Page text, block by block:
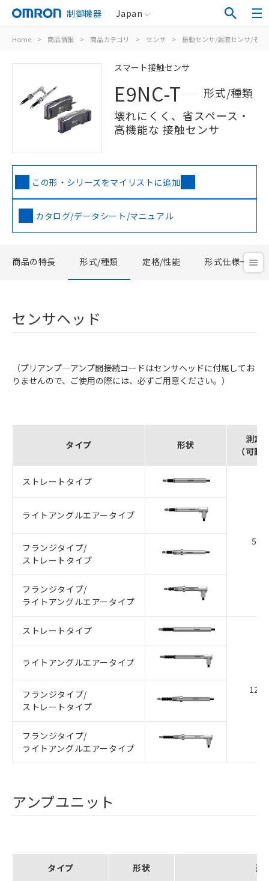
制御機器 Japan
Home > 商品情報 > 商品カテゴリ > センサ > 振動センサ/漏液センサ/その
スマート接触センサ
E9NC-T
形式/種類
壊れにくく、省スペース・
高機能な 接触センサ
この形・シリーズをマイリストに追加
カタログ/データシート/マニュアル
商品の特長 形式/種類 定格/性能 形式仕様一覧
センサヘッド
（プリアンプ―アンプ間接続コードはセンサヘッドに付属してお
りませんので、ご使用の際には、必ずご用意ください。）
タイプ 形状
測定
（可動
ストレートタイプ
ライトアングルエアータイプ
フランジタイプ/
ストレートタイプ
フランジタイプ/
ライトアングルエアータイプ
ストレートタイプ
ライトアングルエアータイプ
フランジタイプ/
ストレートタイプ
フランジタイプ/
ライトアングルエアータイプ
アンプユニット
タイプ 形状 形